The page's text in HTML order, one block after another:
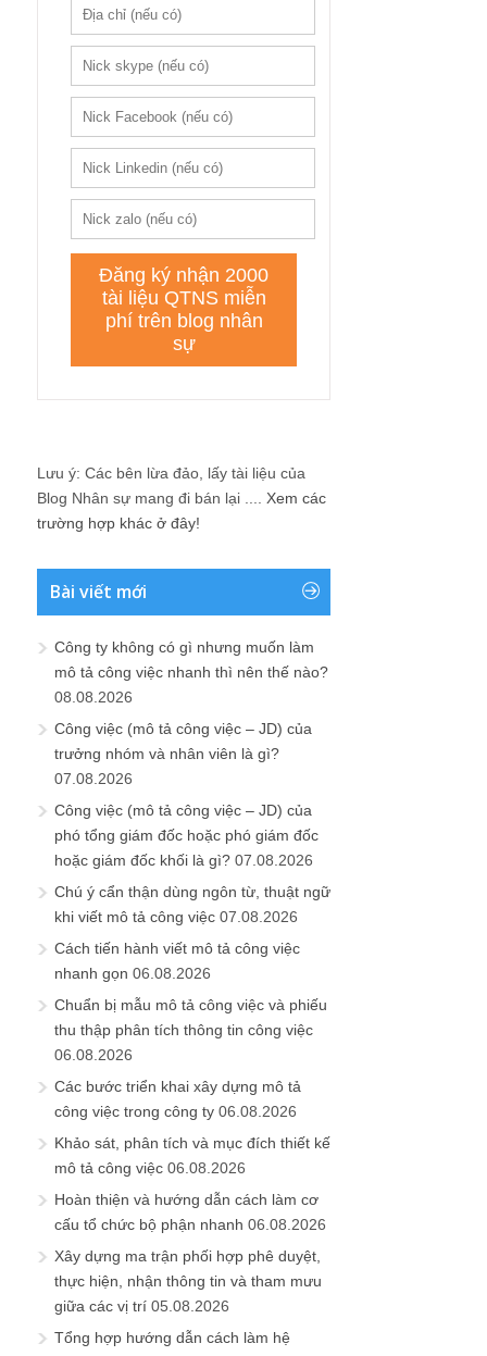
Lưu ý: Các bên lừa đảo, lấy tài liệu của
Blog Nhân sự mang đi bán lại .... Xem các
trường hợp khác ở đây!
Bài viết mới
Công ty không có gì nhưng muốn làm
mô tả công việc nhanh thì nên thế nào?
08.08.2026
Công việc (mô tả công việc – JD) của
trưởng nhóm và nhân viên là gì?
07.08.2026
Công việc (mô tả công việc – JD) của
phó tổng giám đốc hoặc phó giám đốc
hoặc giám đốc khối là gì? 07.08.2026
Chú ý cẩn thận dùng ngôn từ, thuật ngữ
khi viết mô tả công việc 07.08.2026
Cách tiến hành viết mô tả công việc
nhanh gọn 06.08.2026
Chuẩn bị mẫu mô tả công việc và phiếu
thu thập phân tích thông tin công việc
06.08.2026
Các bước triển khai xây dựng mô tả
công việc trong công ty 06.08.2026
Khảo sát, phân tích và mục đích thiết kế
mô tả công việc 06.08.2026
Hoàn thiện và hướng dẫn cách làm cơ
cấu tổ chức bộ phận nhanh 06.08.2026
Xây dựng ma trận phối hợp phê duyệt,
thực hiện, nhận thông tin và tham mưu
giữa các vị trí 05.08.2026
Tổng hợp hướng dẫn cách làm hệ